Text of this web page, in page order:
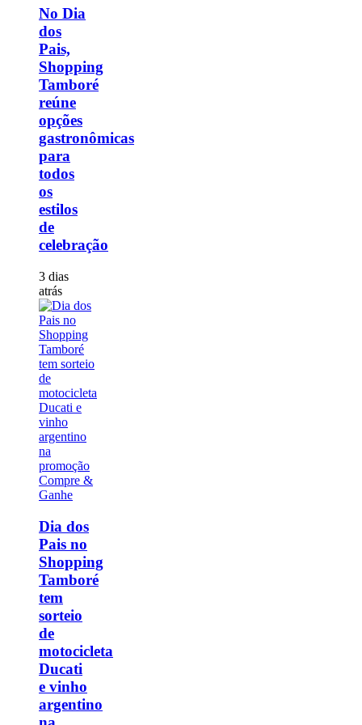
No Dia
dos
Pais,
Shopping
Tamboré
reúne
opções
gastronômicas
para
todos
os
estilos
de
celebração
3 dias
atrás
Dia dos
Pais no
Shopping
Tamboré
tem
sorteio
de
motocicleta
Ducati
e vinho
argentino